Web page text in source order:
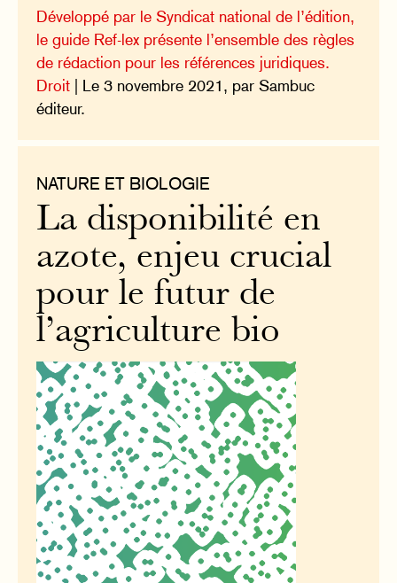
Développé par le Syndicat national de l’édition,
le guide Ref-lex présente l’ensemble des règles
de rédaction pour les références juridiques.
Droit | Le 3 novembre 2021, par Sambuc
éditeur.
NATURE ET BIOLOGIE
La disponibilité en
azote, enjeu crucial
pour le futur de
l’agriculture bio